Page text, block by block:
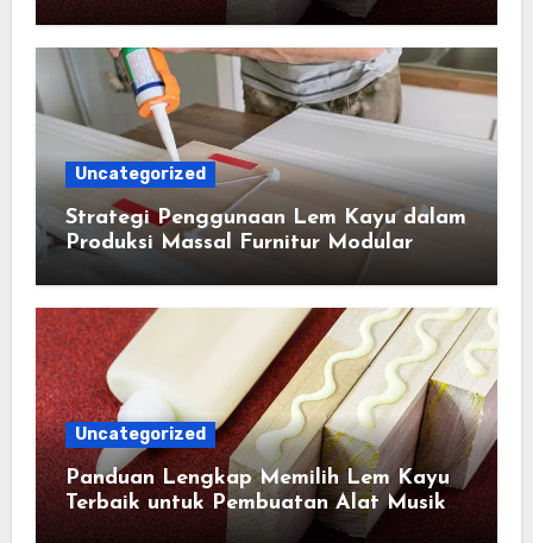
Cerdas, Aman, dan Berkelanjutan
Uncategorized
Strategi Penggunaan Lem Kayu dalam
Produksi Massal Furnitur Modular
Uncategorized
Panduan Lengkap Memilih Lem Kayu
Terbaik untuk Pembuatan Alat Musik
Tradisional